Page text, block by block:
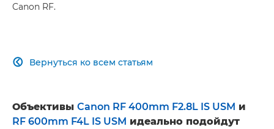
Canon RF.
Вернуться ко всем статьям

Объективы Canon RF 400mm F2.8L IS USM и
RF 600mm F4L IS USM идеально подойдут